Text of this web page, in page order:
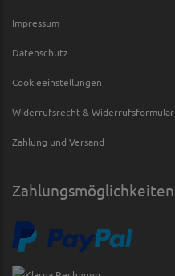
Impressum
Datenschutz
Cookieeinstellungen
Widerrufsrecht & Widerrufsformular
Zahlung und Versand
Zahlungsmöglichkeiten